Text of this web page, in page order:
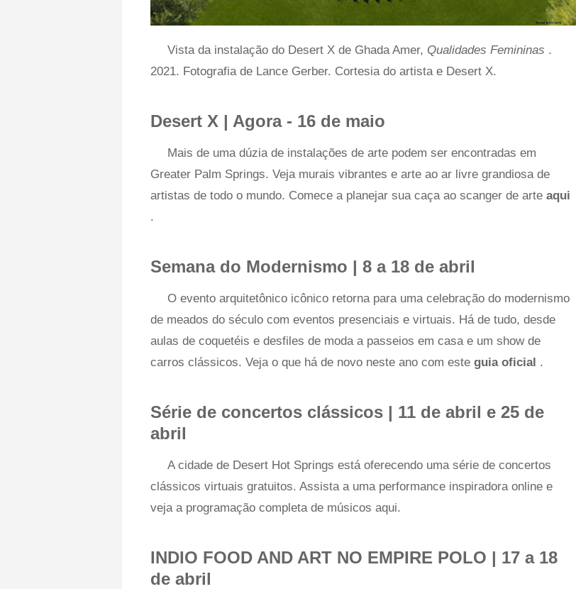
Vista da instalação do Desert X de Ghada Amer, Qualidades Femininas .
2021. Fotografia de Lance Gerber. Cortesia do artista e Desert X.
Desert X | Agora - 16 de maio
Mais de uma dúzia de instalações de arte podem ser encontradas em
Greater Palm Springs. Veja murais vibrantes e arte ao ar livre grandiosa de
artistas de todo o mundo. Comece a planejar sua caça ao scanger de arte aqui
.
Semana do Modernismo | 8 a 18 de abril
O evento arquitetônico icônico retorna para uma celebração do modernismo
de meados do século com eventos presenciais e virtuais. Há de tudo, desde
aulas de coquetéis e desfiles de moda a passeios em casa e um show de
carros clássicos. Veja o que há de novo neste ano com este guia oficial .
Série de concertos clássicos | 11 de abril e 25 de
abril
A cidade de Desert Hot Springs está oferecendo uma série de concertos
clássicos virtuais gratuitos. Assista a uma performance inspiradora online e
veja a programação completa de músicos aqui.
INDIO FOOD AND ART NO EMPIRE POLO | 17 a 18
de abril